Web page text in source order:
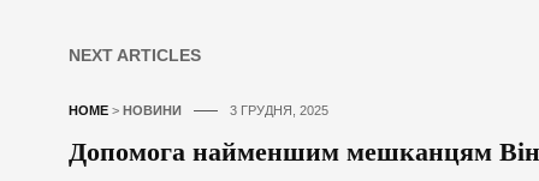
NEXT ARTICLES
HOME > НОВИНИ 3 ГРУДНЯ, 2025
Допомога найменшим мешканцям